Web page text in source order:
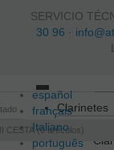
SERVICIO
30 96 ·
español
français
Italiano
português
CESTA 0artículos
Toggle
navigation
Clarinetes